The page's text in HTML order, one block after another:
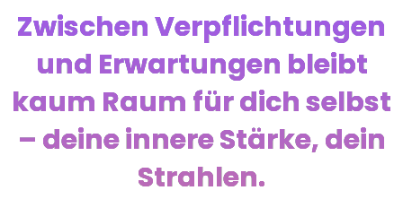
Zwischen Verpflichtungen
und Erwartungen bleibt
kaum Raum für dich selbst
– deine innere Stärke, dein
Strahlen.